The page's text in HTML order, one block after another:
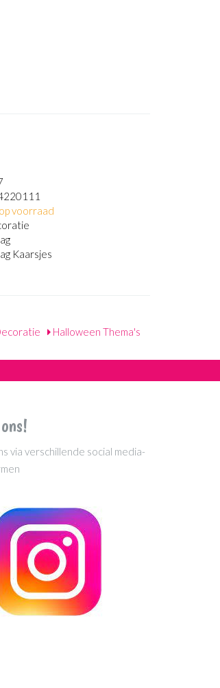
voorraad
Kaarsjes
Halloween Thema's
via verschillende social media-